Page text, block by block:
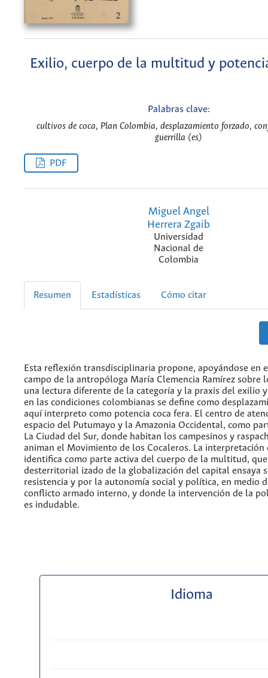
Exilio, cuerpo de la multitud y
Palabras clave:
cultivos de coca, Plan Colombia, desplazamiento forzado,
guerrilla (es)
PDF
Miguel Angel
Herrera Zgaib
Universidad
Nacional de
Colombia
Resumen Estadísticas Cómo citar
Esta reflexión transdisciplinaria propone, apoyándose en
campo de la antropóloga María Clemencia Ramírez sobre
una lectura diferente de la categoría y la praxis del exilio
en las condiciones colombianas se define como
aquí interpreto como potencia coca fera. El centro de
espacio del Putumayo y la Amazonia Occidental, como
La Ciudad del Sur, donde habitan los campesinos y
animan el Movimiento de los Cocaleros. La interpretación
identifica como parte activa del cuerpo de la multitud,
desterritorial izado de la globalización del capital ensaya
resistencia y por la autonomía social y política, en medio
conflicto armado interno, y donde la intervención de la
es indudable.
Idioma